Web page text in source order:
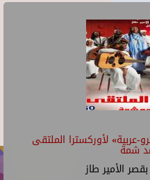
عربية» لأوركسترا الملتقى
شمة
الأمير طاز